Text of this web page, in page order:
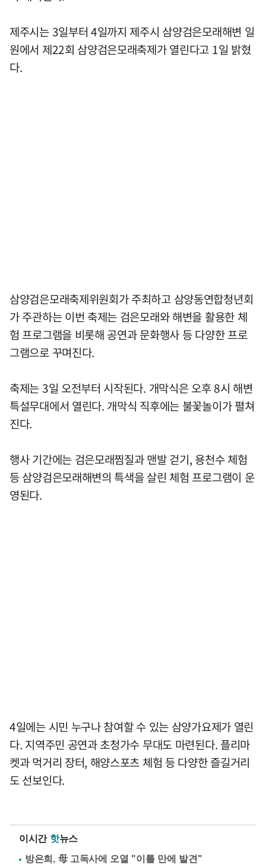
제주시는 3일부터 4일까지 제주시 삼양검은모래해변 일
원에서 제22회 삼양검은모래축제가 열린다고 1일 밝혔
다.
삼양검은모래축제위원회가 주최하고 삼양동연합청년회
가 주관하는 이번 축제는 검은모래와 해변을 활용한 체
험 프로그램을 비롯해 공연과 문화행사 등 다양한 프로
그램으로 꾸며진다.
축제는 3일 오전부터 시작된다. 개막식은 오후 8시 해변
특설무대에서 열린다. 개막식 직후에는 불꽃놀이가 펼쳐
진다.
행사 기간에는 검은모래찜질과 맨발 걷기, 용천수 체험
등 삼양검은모래해변의 특색을 살린 체험 프로그램이 운
영된다.
4일에는 시민 누구나 참여할 수 있는 삼양가요제가 열린
다. 지역주민 공연과 초청가수 무대도 마련된다. 플리마
켓과 먹거리 장터, 해양스포츠 체험 등 다양한 즐길거리
도 선보인다.
이시간 핫뉴스
방은희, 母 고독사에 오열 "이틀 만에 발견"